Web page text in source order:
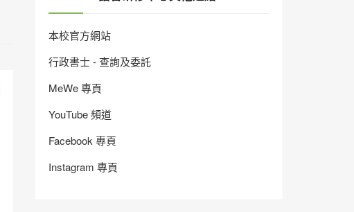
本校官方網站
行政書士 - 查詢及委託
MeWe 專頁
YouTube 頻道
Facebook 專頁
Instagram 專頁